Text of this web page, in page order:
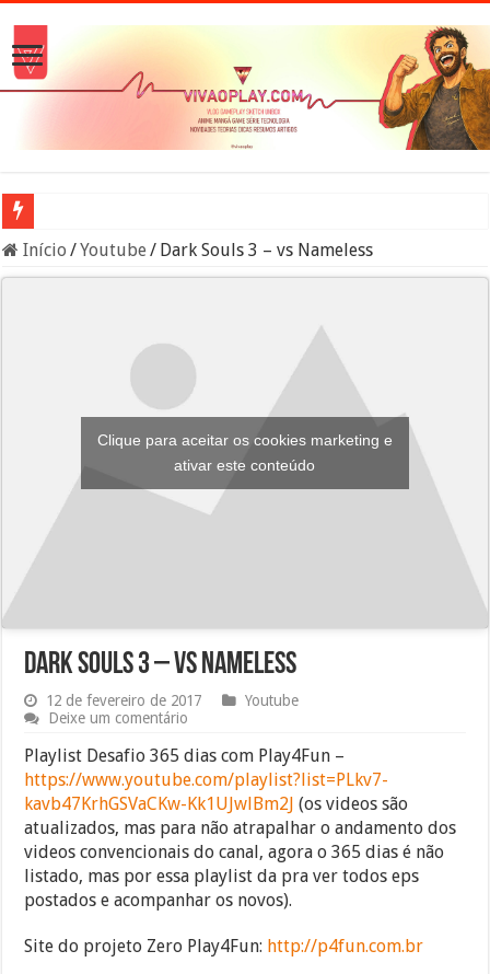
A verdade sobre os Namekuseijins – DRAGON BALL #News
Início /Youtube / Dark Souls 3 – vs Nameless
Clique para aceitar os cookies marketing e
ativar este conteúdo
Dark Souls 3 – vs Nameless
12 de fevereiro de 2017
Youtube
Deixe um comentário
Playlist Desafio 365 dias com Play4Fun –
https://www.youtube.com/playlist?list=PLkv7-
kavb47KrhGSVaCKw-Kk1UJwlBm2J (os videos são
atualizados, mas para não atrapalhar o andamento dos
videos convencionais do canal, agora o 365 dias é não
listado, mas por essa playlist da pra ver todos eps
postados e acompanhar os novos).
Site do projeto Zero Play4Fun: http://p4fun.com.br